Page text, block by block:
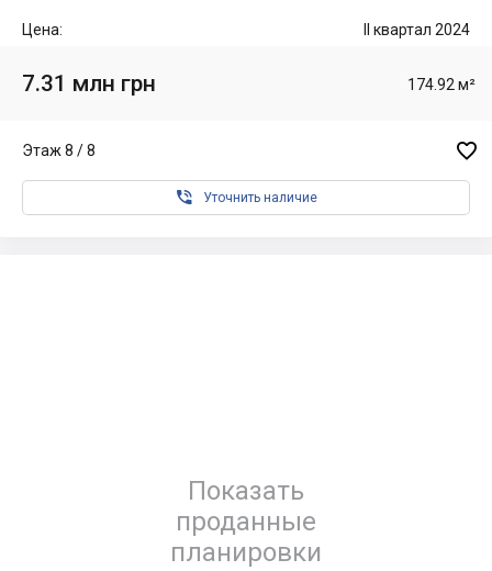
Цена: II квартал 2024
7.31 млн грн 174.92 м²
Этаж 8 / 8 
 Уточнить наличие
Показать
проданные
планировки